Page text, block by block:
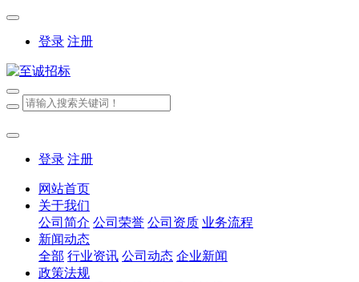
登录 注册
登录 注册
网站首页
关于我们
公司简介 公司荣誉 公司资质 业务流程
新闻动态
全部 行业资讯 公司动态 企业新闻
政策法规